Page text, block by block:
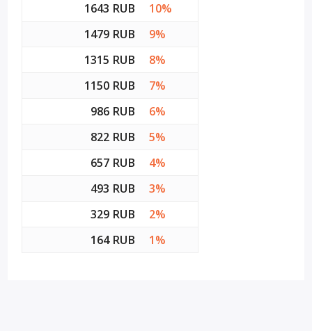
1643 RUB
10%
1479 RUB
9%
1315 RUB
8%
1150 RUB
7%
986 RUB
6%
822 RUB
5%
657 RUB
4%
493 RUB
3%
329 RUB
2%
164 RUB
1%